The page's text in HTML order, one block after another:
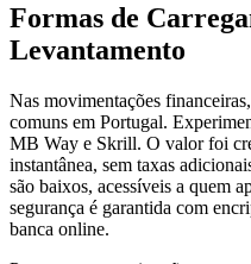
Formas de
Levantamento
Nas movimentações
comuns em Portugal.
MB Way e Skrill. O valor foi
instantânea, sem taxas
são baixos, acessíveis a quem
segurança é garantida com
banca online.